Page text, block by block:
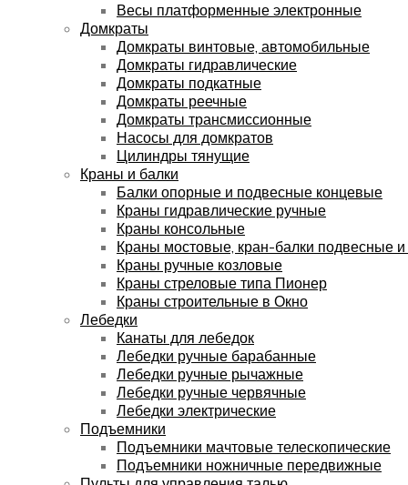
Весы платформенные электронные
Домкраты
Домкраты винтовые, автомобильные
Домкраты гидравлические
Домкраты подкатные
Домкраты реечные
Домкраты трансмиссионные
Насосы для домкратов
Цилиндры тянущие
Краны и балки
Балки опорные и подвесные концевые
Краны гидравлические ручные
Краны консольные
Краны мостовые, кран-балки подвесные
Краны ручные козловые
Краны стреловые типа Пионер
Краны строительные в Окно
Лебедки
Канаты для лебедок
Лебедки ручные барабанные
Лебедки ручные рычажные
Лебедки ручные червячные
Лебедки электрические
Подъемники
Подъемники мачтовые телескопические
Подъемники ножничные передвижные